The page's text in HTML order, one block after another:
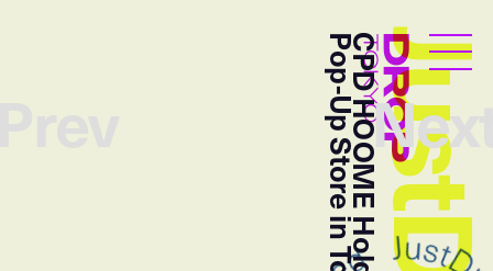
Droptokyo
CPD HOOME Holds a